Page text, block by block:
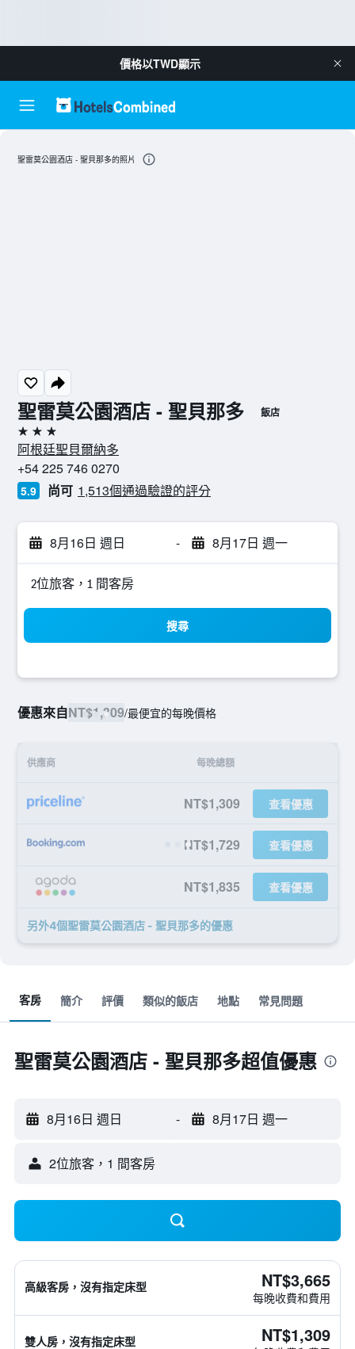
價格以TWD顯示
聖雷莫公園酒店 - 聖貝那多 飯店
3星級
阿根廷聖貝爾納多
+54 225 746 0270
5.9 尚可 1,513個通過驗證的評分
8月16日 週日 - 8月17日 週一
2位旅客，1 間客房
搜尋
優惠來自NT$1,309/最便宜的每晚價格
供應商 每晚總額
NT$1,309 查看優惠
NT$1,729 查看優惠
NT$1,835 查看優惠
另外4個聖雷莫公園酒店 - 聖貝那多​的優惠
聖雷莫公園酒店 - 聖貝那多的照片
客房 簡介 評價 類似的飯店 地點 常見問題
聖雷莫公園酒店 - 聖貝那多超值優惠
8月16日 週日 - 8月17日 週一
2位旅客，1 間客房
高級客房，沒有指定床型 NT$3,665
每晚收費和費用
雙人房，沒有指定床型 NT$1,309